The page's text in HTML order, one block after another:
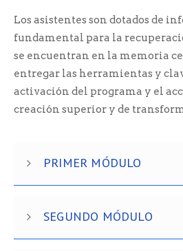
Los asistentes son dotados de
fundamental para la
se encuentran en la memoria
entregar las herramientas y
activación del programa y el
creación superior y de
PRIMER MÓDULO
SEGUNDO MÓDULO